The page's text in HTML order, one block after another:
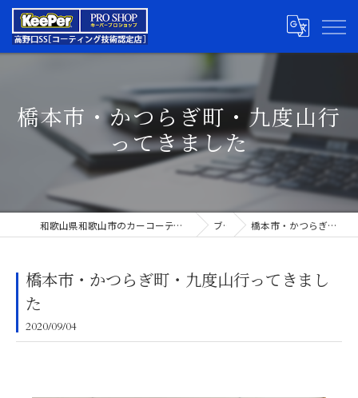
橋本市・かつらぎ町・九度山行
ってきました
和歌山県和歌山市のカーコーティングならキーパープロショップ高野口SS ブログ 橋本市・かつらぎ町・九度山行ってきました
橋本市・かつらぎ町・九度山行ってきまし
た
2020/09/04